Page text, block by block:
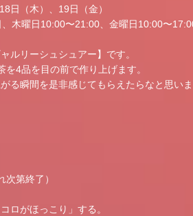
日（木）、19日（金）
木曜日10:00〜21:00、金曜日10:00〜
ルリーシュシュアー】です。
4品を目の前で作り上げます。
る瞬間を是非感じてもらえたらなと思いま
第終了）
ロがほっこり」する。